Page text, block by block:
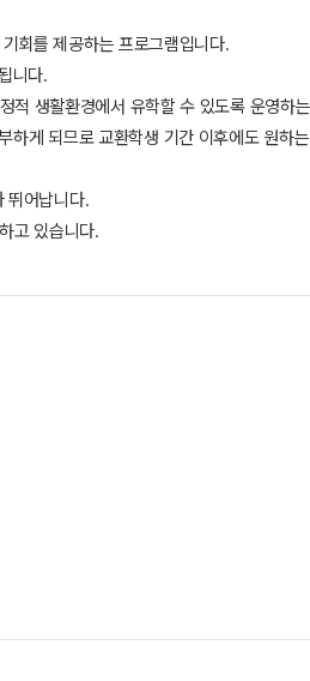
회를 제공하는 프로그램입니다.
니다.
적 생활환경에서 유학할 수 있도록 운영하
게 되므로 교환학생 기간 이후에도 원하
뛰어납니다.
고 있습니다.